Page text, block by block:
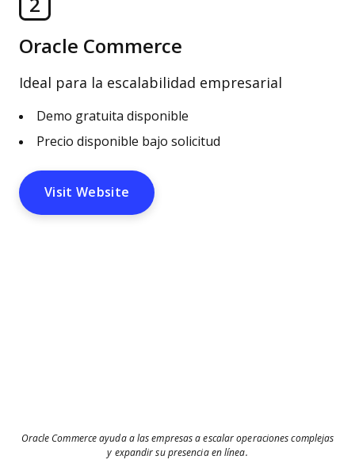
2
Oracle Commerce
Ideal para la escalabilidad empresarial
Demo gratuita disponible
Precio disponible bajo solicitud
Visit Website
Oracle Commerce ayuda a las empresas a escalar operaciones complejas
y expandir su presencia en línea.